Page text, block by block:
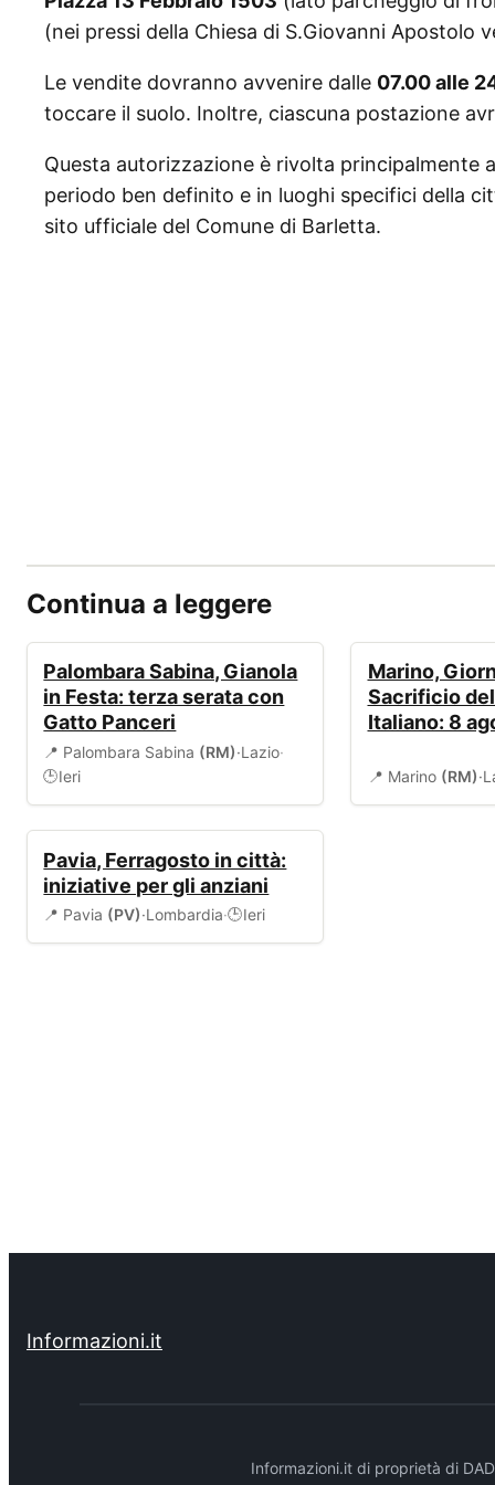
(nei pressi della Chiesa di S.Giovanni Apostolo
Le vendite dovranno avvenire dalle 07.00 alle
toccare il suolo. Inoltre, ciascuna postazione
Questa autorizzazione è rivolta
periodo ben definito e in luoghi specifici della
sito ufficiale del Comune di Barletta.
Continua a leggere
Palombara Sabina, Gianola
in Festa: terza serata con
Gatto Panceri
📍 Palombara Sabina (RM)·Lazio·
🕒Ieri
Marino,
Sacrificio
Italiano: 8
📍 Marino (RM)·
Pavia, Ferragosto in città:
iniziative per gli anziani
📍 Pavia (PV)·Lombardia·🕒Ieri
Informazioni.it
Informazioni.it di proprietà di